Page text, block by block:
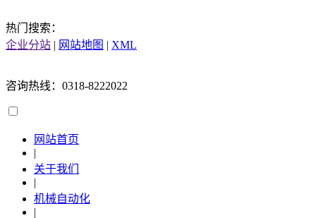
热门搜索：
企业分站 | 网站地图 | XML
咨询热线：0318-8222022
网站首页
|
关于我们
|
机械自动化
|